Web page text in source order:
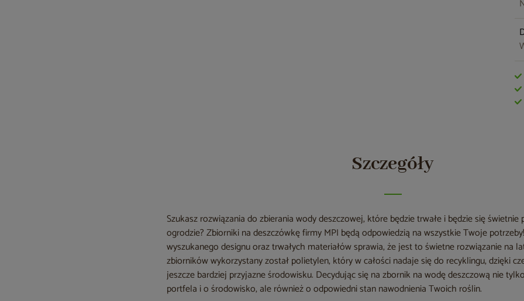
Szczegóły
Szukasz rozwiązania do zbierania wody deszczowej, które będzie trwałe i będzie się
ogrodzie? Zbiorniki na deszczówkę firmy MPI będą odpowiedzią na wszystkie Twoje
wyszukanego designu oraz trwałych materiałów sprawia, że jest to świetne rozwiązanie na
zbiorników wykorzystany został polietylen, który w całości nadaje się do recyklingu, dzięki
jeszcze bardziej przyjazne środowisku. Decydując się na zbornik na wodę deszczową nie
portfela i o środowisko, ale również o odpowiedni stan nawodnienia Twoich roślin.